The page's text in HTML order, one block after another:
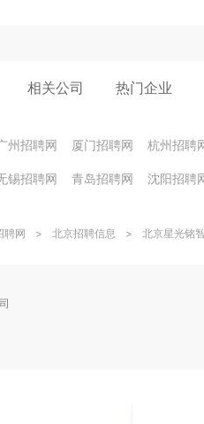
相关公司 热门企业
州招聘网 厦门招聘网 杭州招聘
锡招聘网 青岛招聘网 沈阳招聘
聘网 > 北京招聘信息 > 北京星光铭